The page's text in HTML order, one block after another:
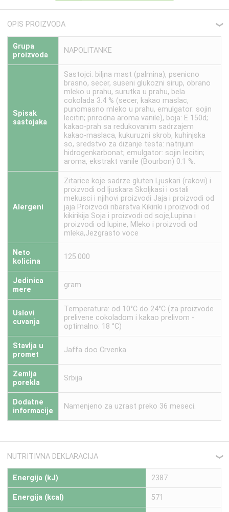
OPIS PROIZVODA ❮
Grupa
proizvoda
NAPOLITANKE
Spisak
sastojaka
Sastojci: biljna mast (palmina), psenicno
brasno, secer, suseni glukozni sirup, obrano
mleko u prahu, surutka u prahu, bela
cokolada 3.4 % (secer, kakao maslac,
punomasno mleko u prahu, emulgator: sojin
lecitin; prirodna aroma vanile), boja: E 150d;
kakao-prah sa redukovanim sadrzajem
kakao-maslaca, kukuruzni skrob, kuhinjska
so, sredstvo za dizanje testa: natrijum
hidrogenkarbonat; emulgator: sojin lecitin;
aroma, ekstrakt vanile (Bourbon) 0.1 %.
Alergeni
Zitarice koje sadrze gluten Ljuskari (rakovi) i
proizvodi od ljuskara Skoljkasi i ostali
mekusci i njihovi proizvodi Jaja i proizvodi od
jaja Proizvodi ribarstva Kikiriki i proizvodi od
kikirikija Soja i proizvodi od soje,Lupina i
proizvodi od lupine, Mleko i proizvodi od
mleka,Jezgrasto voce
Neto
kolicina
125.000
Jedinica
mere
gram
Uslovi
cuvanja
Temperatura: od 10°C do 24°C (za proizvode
prelivene cokoladom i kakao prelivom -
optimalno: 18 °C)
Stavlja u
promet
Jaffa doo Crvenka
Zemlja
porekla
Srbija
Dodatne
informacije
Namenjeno za uzrast preko 36 meseci.
NUTRITIVNA DEKLARACIJA ❮
Energija (kJ) 2387
Energija (kcal) 571